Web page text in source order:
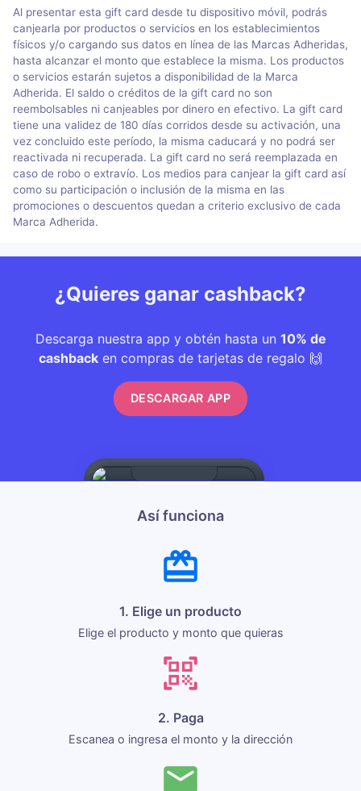
Al presentar esta gift card desde tu dispositivo móvil, podrás
canjearla por productos o servicios en los establecimientos
físicos y/o cargando sus datos en línea de las Marcas Adheridas,
hasta alcanzar el monto que establece la misma. Los productos
o servicios estarán sujetos a disponibilidad de la Marca
Adherida. El saldo o créditos de la gift card no son
reembolsables ni canjeables por dinero en efectivo. La gift card
tiene una validez de 180 días corridos desde su activación, una
vez concluido este período, la misma caducará y no podrá ser
reactivada ni recuperada. La gift card no será reemplazada en
caso de robo o extravío. Los medios para canjear la gift card así
como su participación o inclusión de la misma en las
promociones o descuentos quedan a criterio exclusivo de cada
Marca Adherida.
¿Quieres ganar cashback?
Descarga nuestra app y obtén hasta un 10% de
cashback en compras de tarjetas de regalo 🙌
DESCARGAR APP
Así funciona
1. Elige un producto
Elige el producto y monto que quieras
2. Paga
Escanea o ingresa el monto y la dirección